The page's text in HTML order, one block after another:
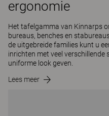
ergonomie
Het tafelgamma van Kinnarps
bureaus, benches en
de uitgebreide families kunt u
inrichten met veel verschillende
uniforme look geven.
Lees meer